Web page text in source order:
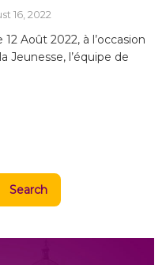
16, 2022
Août 2022, à l’occasion
Jeunesse, l’équipe de
Search